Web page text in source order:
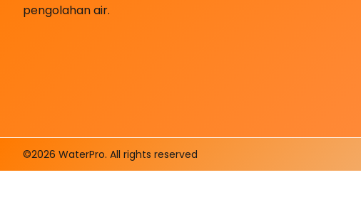
pengolahan air.
©2026 WaterPro. All rights reserved